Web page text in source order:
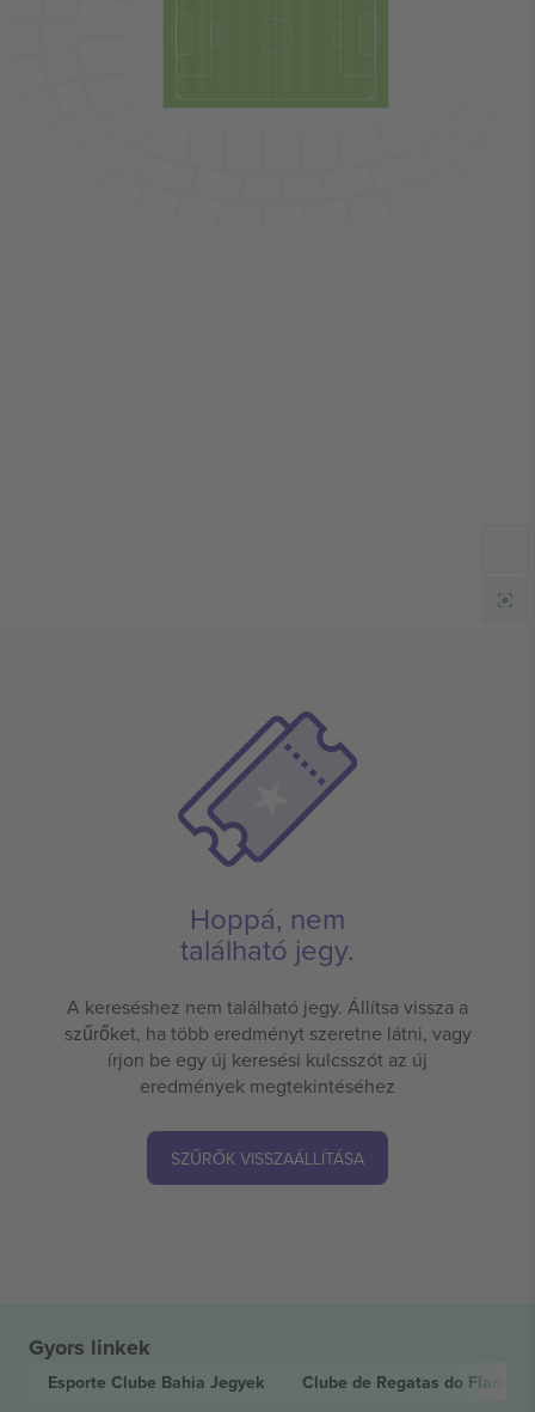
Hoppá, nem
található jegy.
A kereséshez nem található jegy. Állítsa vissza a
szűrőket, ha több eredményt szeretne látni, vagy
írjon be egy új keresési kulcsszót az új
eredmények megtekintéséhez
SZŰRŐK VISSZAÁLLÍTÁSA
Gyors linkek
Esporte Clube Bahia Jegyek Clube de Regatas do